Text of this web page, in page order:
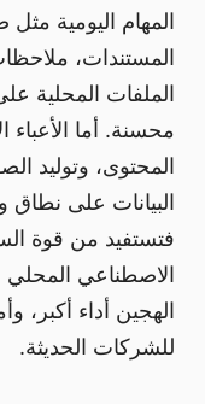
المهام اليومية مثل
المستندات،
الملفات المحلية
محسنة. أما الأعباء
المحتوى، وتوليد
البيانات على نطاق
فتستفيد من قوة
الاصطناعي المحلي
الهجين أداء أكبر،
للشركات الحديثة.